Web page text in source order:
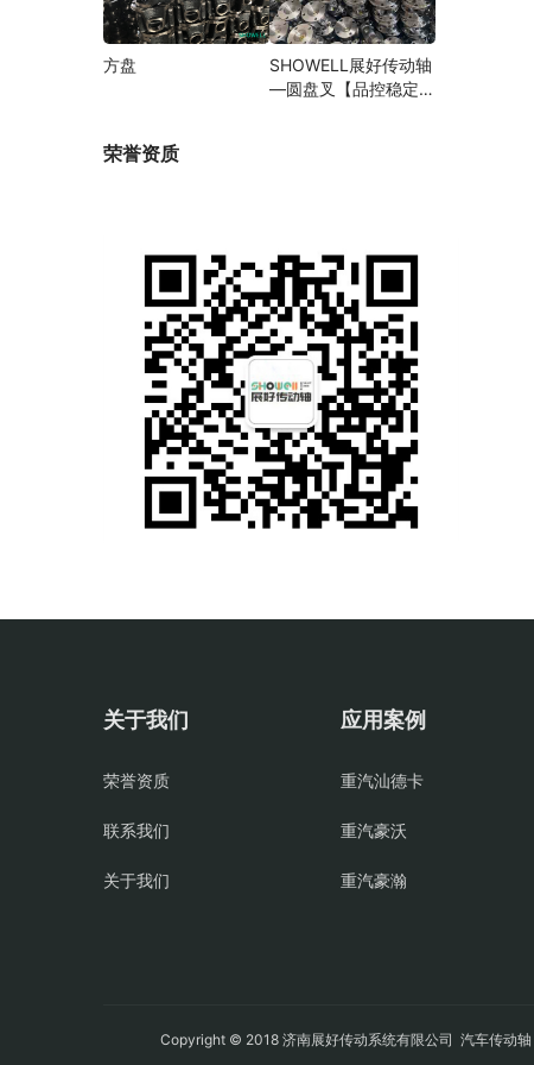
方盘
SHOWELL展好传动轴
—圆盘叉【品控稳定，
荣誉资质
关于我们
荣誉资质
联系我们
关于我们
应用案例
重汽汕德卡
重汽豪沃
重汽豪瀚
Copyright © 2018 济南展好传动系统有限公司 汽车传动轴